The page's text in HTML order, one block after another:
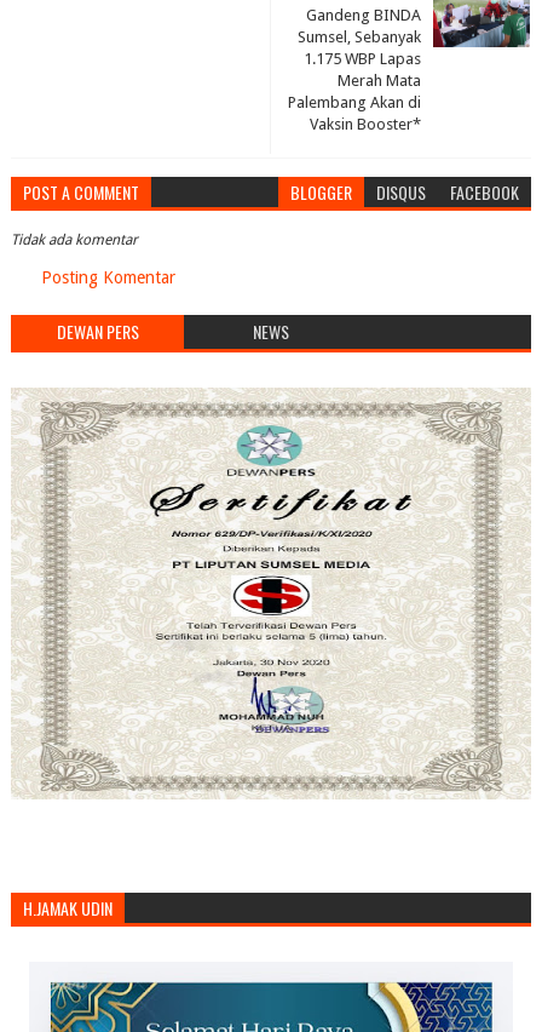
Gandeng BINDA
Sumsel, Sebanyak
1.175 WBP Lapas
Merah Mata
Palembang Akan di
Vaksin Booster*
POST A COMMENT BLOGGER DISQUS FACEBOOK
Tidak ada komentar
Posting Komentar
DEWAN PERS NEWS
H.JAMAK UDIN